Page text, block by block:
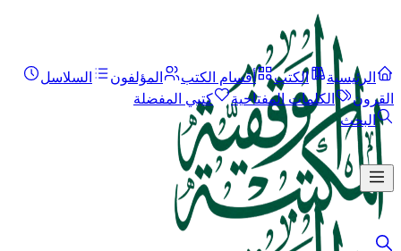
الرئيسية الكتب أقسام الكتب المؤلفون
السلاسل
القرون
الكلمات المفتاحية
كتبي المفضلة
البحث